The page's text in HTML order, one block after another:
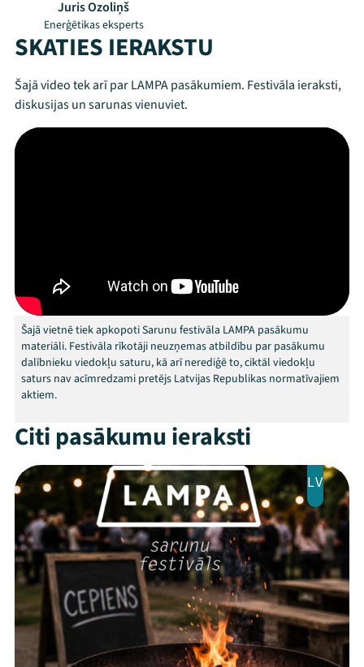
Viņi bija LAMPĀ 2026
Jaunumi
Ziedo
Veikals
ThreadsFacebookYoutube
X Instagram
Flick TikTok
Juris Ozoliņš
Enerģētikas eksperts
SKATIES IERAKSTU
Šajā video tek arī par LAMPA pasākumiem. Festivāla ieraksti,
diskusijas un sarunas vienuviet.
Šajā vietnē tiek apkopoti Sarunu festivāla LAMPA pasākumu
materiāli. Festivāla rīkotāji neuzņemas atbildību par pasākumu
dalībnieku viedokļu saturu, kā arī nerediģē to, ciktāl viedokļu
saturs nav acīmredzami pretējs Latvijas Republikas normatīvajiem
aktiem.
Citi pasākumu ieraksti
LV